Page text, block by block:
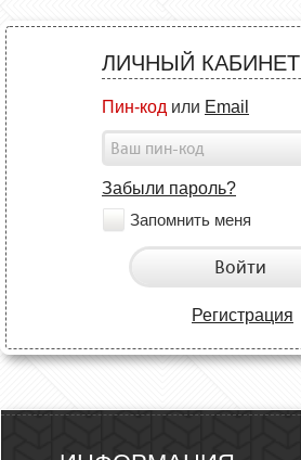
ЛИЧНЫЙ КАБИНЕТ
Пин-код или Email
Забыли пароль?
Запомнить меня
Войти
Регистрация